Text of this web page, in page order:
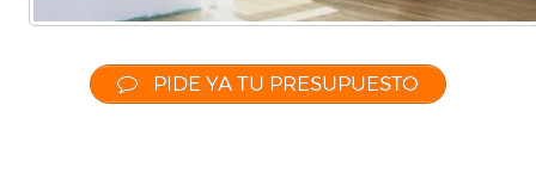
PIDE YA TU PRESUPUESTO